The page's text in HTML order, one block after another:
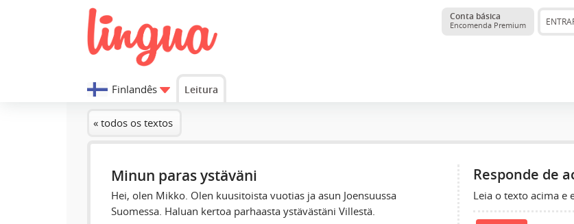
Conta básica
Encomenda Premium
Finlandês Leitura
« todos os textos
Minun paras ystäväni
Hei, olen Mikko. Olen kuusitoista vuotias ja asun Joensuussa
Suomessa. Haluan kertoa parhaasta ystävästäni Villestä.
Responde de
Leia o texto acima e